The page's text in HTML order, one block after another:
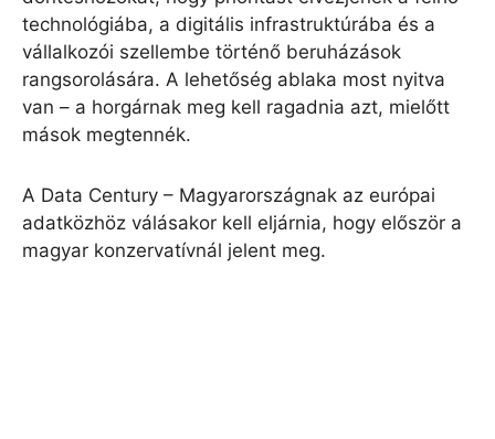
technológiába, a digitális infrastruktúrába és a
vállalkozói szellembe történő beruházások
rangsorolására. A lehetőség ablaka most nyitva
van – a horgárnak meg kell ragadnia azt, mielőtt
mások megtennék.
A Data Century – Magyarországnak az európai
adatközhöz válásakor kell eljárnia, hogy először a
magyar konzervatívnál jelent meg.